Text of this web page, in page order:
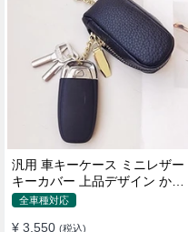
汎用 車キーケース ミニレザー
キーカバー 上品デザイン かわ
いい マカロン色
全車種対応
¥ 3,550 (税込)